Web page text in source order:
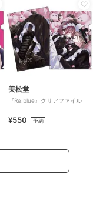
美松堂
『Re:blue』クリアファイル
¥550 予約